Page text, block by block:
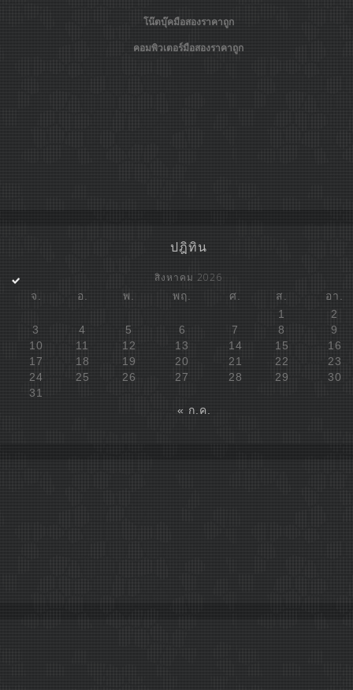
โน๊ตบุ๊คมือสองราคาถูก
คอมพิวเตอร์มือสองราคาถูก
ปฎิทิน
สิงหาคม 2026
จ. อ. พ. พฤ. ศ. ส.
อา.
1
2
3
4 5 6 7 8
9
10
11 12 13 14 15
16
17
18 19 20 21 22
23
24
25 26 27 28 29
30
31
« ก.ค.